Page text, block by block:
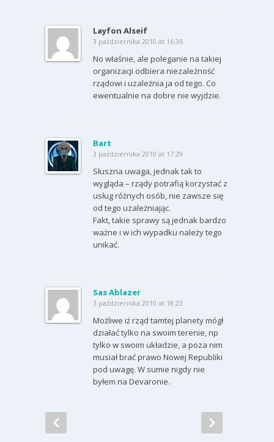
Layfon Alseif
3 października 2010 at 16:36 ·
No właśnie, ale poleganie na takiej
organizacji odbiera niezależność
rządowi i uzależnia ja od tego. Co
ewentualnie na dobre nie wyjdzie.
Bart
3 października 2010 at 17:29 ·
Słuszna uwaga, jednak tak to
wygląda – rządy potrafią korzystać z
usług różnych osób, nie zawsze się
od tego uzależniając.
Fakt, takie sprawy są jednak bardzo
ważne i w ich wypadku należy tego
unikać.
Sas Ablazer
3 października 2010 at 18:23 ·
Możliwe iż rząd tamtej planety mógł
działać tylko na swoim terenie, np
tylko w swoim układzie, a poza nim
musiał brać prawo Nowej Republiki
pod uwagę. W sumie nigdy nie
byłem na Devaronie.